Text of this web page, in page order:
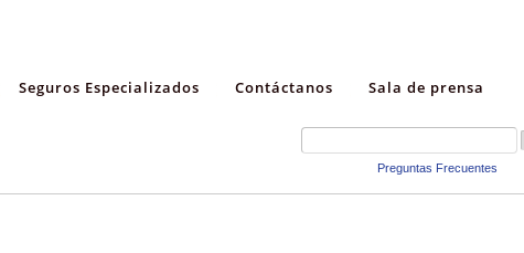
Seguros Especializados Contáctanos Sala de prensa
Preguntas Frecuentes